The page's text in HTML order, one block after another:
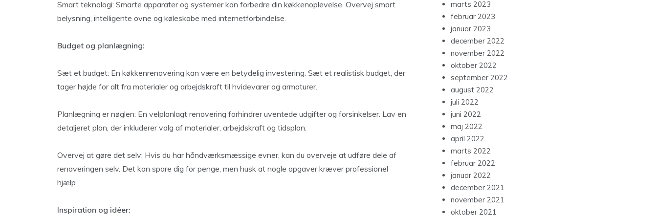
Smart teknologi: Smarte apparater og systemer kan forbedre din køkkenoplevelse. Overvej smart
belysning, intelligente ovne og køleskabe med internetforbindelse.
Budget og planlægning:
Sæt et budget: En køkkenrenovering kan være en betydelig investering. Sæt et realistisk budget, der
tager højde for alt fra materialer og arbejdskraft til hvidevarer og armaturer.
Planlægning er nøglen: En velplanlagt renovering forhindrer uventede udgifter og forsinkelser. Lav en
detaljeret plan, der inkluderer valg af materialer, arbejdskraft og tidsplan.
Overvej at gøre det selv: Hvis du har håndværksmæssige evner, kan du overveje at udføre dele af
renoveringen selv. Det kan spare dig for penge, men husk at nogle opgaver kræver professionel
hjælp.
Inspiration og idéer:
marts 2023
februar 2023
januar 2023
december 2022
november 2022
oktober 2022
september 2022
august 2022
juli 2022
juni 2022
maj 2022
april 2022
marts 2022
februar 2022
januar 2022
december 2021
november 2021
oktober 2021